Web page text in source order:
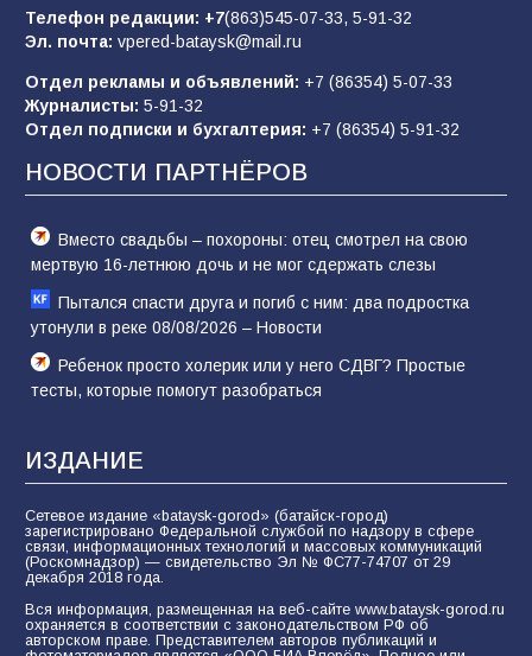
62 04.08.2026
В детском саду № 17 прошёл конкурс «Мини-
Мисс»
53 08.08.2026
Телефон редакции: +7(863)545-07-33, 5-91-32
Эл. почта: vpered-bataysk@mail.ru
Отдел рекламы и объявлений: +7 (86354) 5-07-33
Журналисты: 5-91-32
Отдел подписки и бухгалтерия: +7 (86354) 5-91-32
НОВОСТИ ПАРТНЁРОВ
Вместо свадьбы – похороны: отец смотрел на свою
мертвую 16-летнюю дочь и не мог сдержать слезы
Пытался спасти друга и погиб с ним: два подростка
утонули в реке 08/08/2026 – Новости
Ребенок просто холерик или у него СДВГ? Простые
тесты, которые помогут разобраться
ИЗДАНИЕ
Сетевое издание «bataysk-gorod» (батайск-город)
зарегистрировано Федеральной службой по надзору в сфере
связи, информационных технологий и массовых коммуникаций
(Роскомнадзор) — свидетельство Эл № ФС77-74707 от 29
декабря 2018 года.
Вся информация, размещенная на веб-сайте www.bataysk-gorod.ru
охраняется в соответствии с законодательством РФ об
авторском праве. Представителем авторов публикаций и